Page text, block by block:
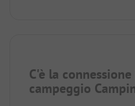
C'è la
campeggio